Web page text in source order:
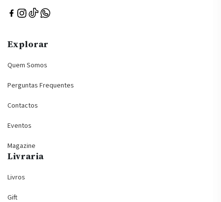
Explorar
Quem Somos
Perguntas Frequentes
Contactos
Eventos
Magazine
Livraria
Livros
Gift